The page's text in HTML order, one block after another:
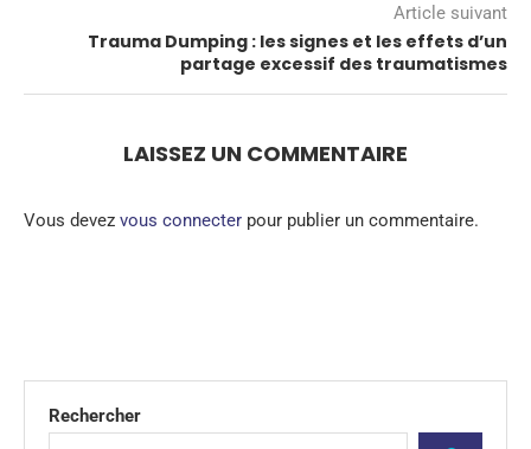
Article suivant
Trauma Dumping : les signes et les effets d’un
partage excessif des traumatismes
LAISSEZ UN COMMENTAIRE
Vous devez vous connecter pour publier un commentaire.
Rechercher